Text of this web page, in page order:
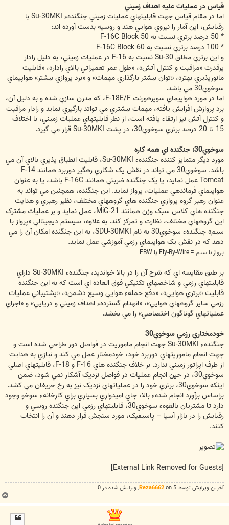
قياس در عمليات عليه اهداف زميني
اما در مقام قياس جهت قابليتهاي عمليات زميني جنگندهء Su-30MKI با
رقبايش، اين آمار را نيروي هوايي هند و روسيه بدست آورده اند:
* 50 درصد برتري نسبت به F-16C Block 50
* 100 درصد برتري نسبت به F-16C Block 60
و اين برتري مطلق Su-30 نسبت به F-16 در عمليات زميني، به دليل رادار
پرقدرت «مراقبت و کنترل آتش»، «طول عمر تعميراتي بالاي رادار»، «قابليت
مانورپذيري بهتر»، «توان بيشتر بارگذاري مهمات» و «برد پروازي بيشتر» هواپيماي
سوخوي30 مي باشد.
اما در مورد هواپيماي سوپرهورنت F-18E/F، که مدرن سازي شده و به دليل آن،
برد پروازش افزايش يافته، مهمات بيشتري مي تواتد بارگيري نمايد و رادار مراقبت
و کنترل آتش نيز ارتقاء يافته است، از نظر قابليتهاي عمليات زميني، با اختلاف
15 تا 20 درصد برتري سوخوي30، در پشت Su-30MKI قرار مي گيرد.
سوخوي30: جنگنده اي همه کاره
مورد ديگر متمايز کننده جنگندهء Su-30MKI، قابليت انطباق پذيري بالاي آن مي
باشد. سوخوي30 مي تواند در نقش يک شکاري رهگير دوربرد همانند F-14
Tomcat عمل نمايد، يا يک جنگنده ضربتي همانند F-16C باشد، يا به عنوان
هواپيماي فرماندهي عمليات، پرواز نمايد. اين جنگنده، همچنين مي تواند به
عنوان رهبر گروه پروازي جنگنده هاي گروههاي مختلف، نظير رهبري و هدايت
جنگنده هاي کلاس سبک وزن همانند MiG-21، عمل نمايد و بر عمليات مشترک
اين گروههاي مختلف، نظارت و تمرکز کند. به علاوه، سيستم ديجيتالي «پرواز با
سيم» جنگندهء سوخوي30 به نام SDU-30MKI، به اين جنگنده امکان آن را مي
دهد که در نقش يک هواپيماي رزمي آموزشي عمل نمايد.
پرواز با سيم = Fly-By-Wire يا FBW
بر طبق مقايسه اي که شرح آن را در بالا خوانديد، جنگندهء Su-30MKI داراي
قابليتهاي رزمي و شاخصهاي تکنيکي فوق العاده اي است که به اين جنگنده
قابليت «برتري هوايي»، «دفع حملهء هوايي وسيع دشمن»، «پشتيباني عمليات
رزمي ساير گروههاي هوايي»، «انهدام گستردهء اهداف زميني و دريايي» و «اجراي
عملياتهاي گوناگون اختصاصي» را مي بخشد.
خودمختاري رزمي سوخوي30
جنگندهء Su-30MKI جهت انجام ماموريت در فواصل دور طراحي شده است و
جهت انجام ماموريتهاي دوربرد خود، خودمختار عمل مي کند و نيازي به هدايت
از طرف اپراتور زميني ندارد. بر خلاف جنگنده هاي F-16 و F-18، قابليتهاي اصلي
سوخوي30، در حين انجام عمليات در فواصل نزديک آشکار نمي شود، ضمن
اينکه سوخوي30، برتري خود را در عملياتهاي نزديک نيز به رخ حريفان مي کشد.
براساس برآورد انجام شدهء بالا، جاي اميدواري بسياري براي کارخانهء سوخو وجود
دارد تا مشتريان بالقوهء سوخوي30، قابليتهاي رزمي اين جنگنده روسي و
رقبايش را در بازار آسيا – پاسيفيک، مورد سنجش قرار دهند و آن را انتخاب
کنند.
آخرین ويرايش توسط 5 on Reza6662, ويرايش شده در 0.
ب
ا